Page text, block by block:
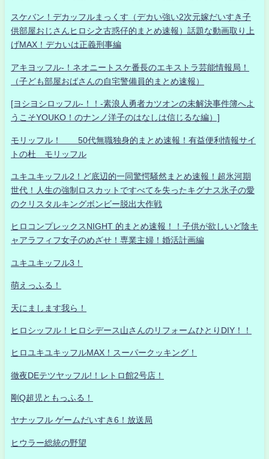
スケバン！デカッフルまっくす（デカい強い2次元嫁だいすき子
供部屋おじさんヒロシ之古惑仔的まとめ速報）話題な動画取り上
げMAX！デカいは正義刑事編
アキヨッフル-！ネオニートスケ番長のエキストラ芸能情報局！
（子ども部屋おばさんの自宅警備員的まとめ速報）
[ヨシヨシロッフル-！！-素浪人勇者カツオンの未解決事件簿へよ
うこそYOUKO！のナンノ洋子のはなしは信じるな編）]
モリッフル！ 50代無職独身的まとめ速報！有益便利情報サイ
トの杜 モリッフル
ユキユキッフル2！ど底辺的一同驚愕騒然まとめ速報！超氷河期
世代！人生の強制ロスカットですべてを失ったキグナス氷子の愛
のクリスタルキングボンビー脱出大作戦
ヒロコンプレックスNIGHT 的まとめ速報！！子供が欲しいど陰キ
ャアラフィフ女子のめざせ！専業主婦！婚活計画編
ユキユキッフル3！
萌えっふる！
天にまします我ら！
ヒロシッフル！ヒロシデース山さんのリフォームひとりDIY！！
ヒロユキユキッフルMAX！スーパークッキング！
徹夜DEテツヤッフル!！レトロ館2号店！
剛Q超児ともっふる！
ヤナッフル ゲームだいすき6！放送局
ヒウラー総統の野望